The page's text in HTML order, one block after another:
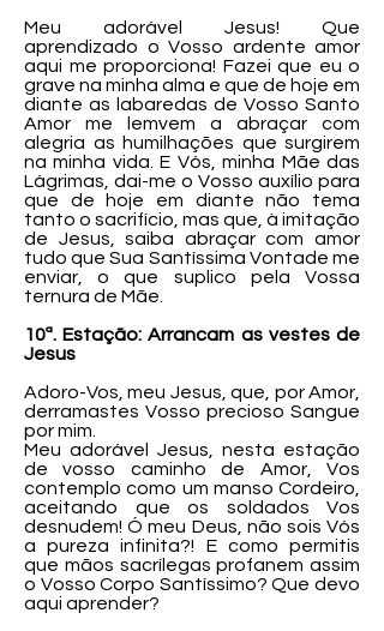
Meu adorável Jesus! Que
aprendizado o Vosso ardente amor
aqui me proporciona! Fazei que eu o
grave na minha alma e que de hoje em
diante as labaredas de Vosso Santo
Amor me lemvem a abraçar com
alegria as humilhações que surgirem
na minha vida. E Vós, minha Mãe das
Lágrimas, dai-me o Vosso auxílio para
que de hoje em diante não tema
tanto o sacrifício, mas que, à imitação
de Jesus, saiba abraçar com amor
tudo que Sua Santíssima Vontade me
enviar, o que suplico pela Vossa
ternura de Mãe.
10ª. Estação: Arrancam as vestes de
Jesus
Adoro-Vos, meu Jesus, que, por Amor,
derramastes Vosso precioso Sangue
por mim.
Meu adorável Jesus, nesta estação
de vosso caminho de Amor, Vos
contemplo como um manso Cordeiro,
aceitando que os soldados Vos
desnudem! Ó meu Deus, não sois Vós
a pureza infinita?! E como permitis
que mãos sacrílegas profanem assim
o Vosso Corpo Santíssimo? Que devo
aqui aprender?